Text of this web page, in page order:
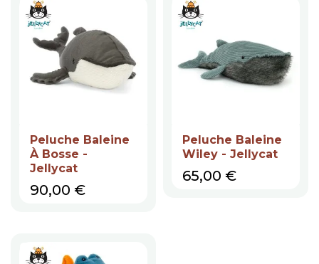
Peluche Baleine
À Bosse -
Jellycat
Prix
90,00 €
Peluche Baleine
Wiley - Jellycat
Prix
65,00 €